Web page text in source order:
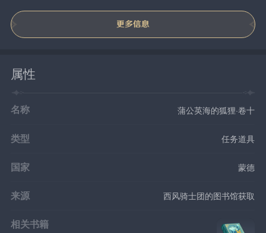
更多信息
属性
名称 蒲公英海的狐狸·卷十
类型 任务道具
国家 蒙德
来源 西风骑士团的图书馆获取
相关书籍